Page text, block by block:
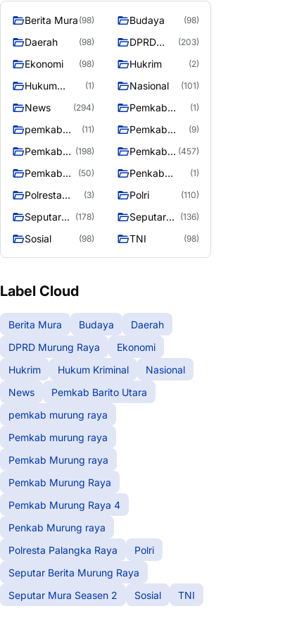
Berita Mura (98) Budaya (98)
Daerah (98)
DPRD
Raya
(203)
Ekonomi (98) Hukrim (2)
Hukum
(1) Nasional (101)
News (294)
Pemkab
(1)
pemkab
raya
(11)
Pemkab
murung raya
(9)
Pemkab
raya
(198)
Pemkab
Raya
(457)
Pemkab
Raya 4
(50)
Penkab
Murung raya
(1)
Polresta
Raya
(3) Polri (110)
Seputar
Murung
Raya
(178)
Seputar
Seasen 2
(136)
Sosial (98) TNI (98)
Label Cloud
Berita Mura Budaya
Daerah
DPRD Murung Raya
Ekonomi
Hukrim
Hukum Kriminal
Nasional
News
Pemkab Barito Utara
pemkab murung raya
Pemkab murung raya
Pemkab Murung raya
Pemkab Murung Raya
Pemkab Murung Raya 4
Penkab Murung raya
Polresta Palangka Raya
Polri
Seputar Berita Murung Raya
Seputar Mura Seasen 2
Sosial TNI